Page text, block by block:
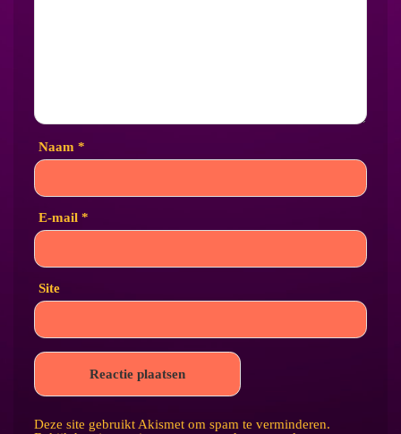
Naam *
E-mail *
Site
Deze site gebruikt Akismet om spam te verminderen.